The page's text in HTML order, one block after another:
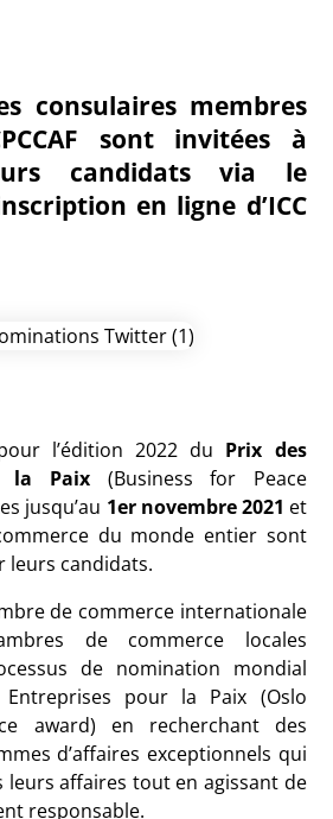
consulaires membres
sont invitées à
candidats via le
en ligne d’ICC
l’édition 2022 du Prix des
la Paix (Business for Peace
jusqu’au 1er novembre 2021 et
du monde entier sont
leurs candidats.
de commerce internationale
de commerce locales
de nomination mondial
pour la Paix (Oslo
award) en recherchant des
d’affaires exceptionnels qui
leurs affaires tout en agissant de
responsable.